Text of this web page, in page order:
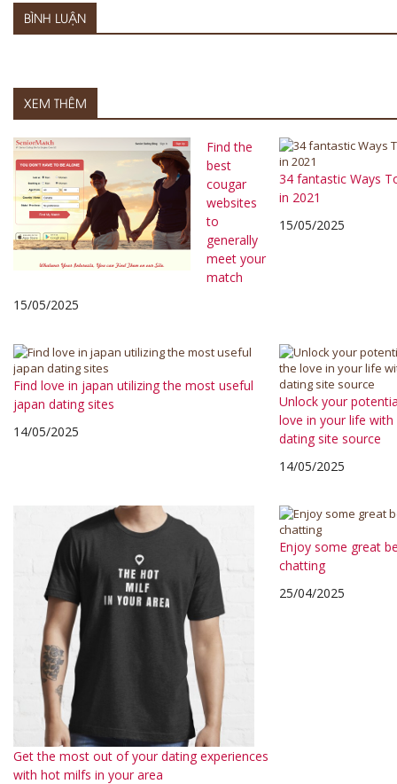
BÌNH LUẬN
XEM THÊM
Find the
best
cougar
websites
to
generally
meet your
match
15/05/2025
34 fantastic Ways
in 2021
15/05/2025
Find love in japan utilizing the most useful
japan dating sites
14/05/2025
Unlock your
love in your life
dating site source
14/05/2025
Get the most out of your dating experiences
with hot milfs in your area
Enjoy some great
chatting
25/04/2025